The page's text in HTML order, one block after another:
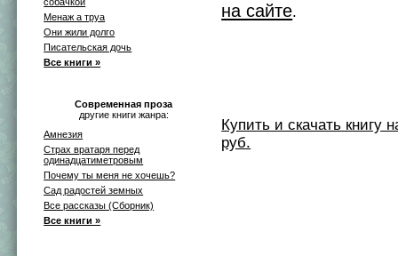
Менаж а труа
Они жили долго
Писательская дочь
Все книги »
Современная проза
другие книги жанра:
Амнезия
Страх вратаря перед
одинадцатиметровым
Почему ты меня не хочешь?
Сад радостей земных
Все рассказы (Сборник)
Все книги »
на сайте.
Купить и скачать книгу
руб.